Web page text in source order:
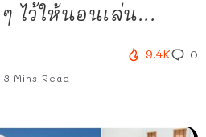
ไว้ให้นอนเล่น...
3 Mins Read
9.4K 0